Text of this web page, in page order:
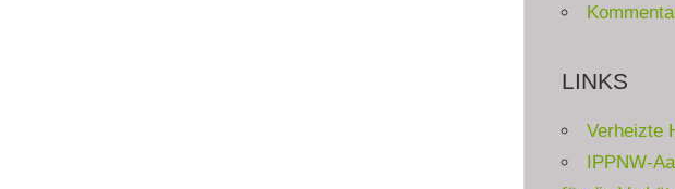
LINKS
Verheizte
IPPNW-